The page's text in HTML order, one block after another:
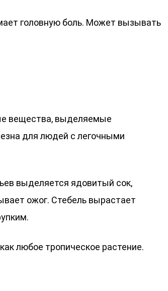
головную боль. Может вызывать
вещества, выделяемые
для людей с легочными
выделяется ядовитый сок,
ожог. Стебель вырастает
любое тропическое растение.